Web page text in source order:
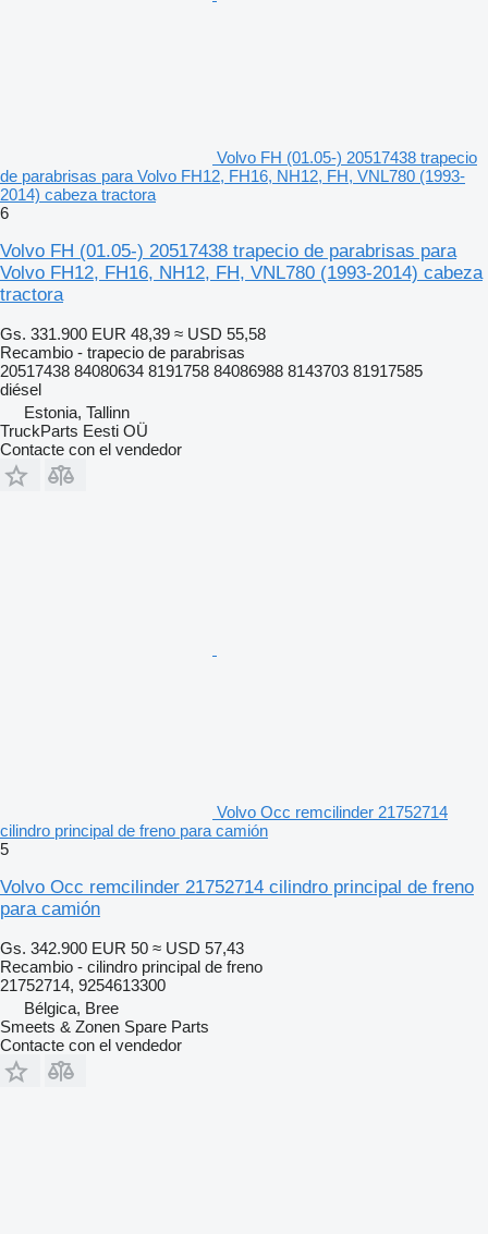
Volvo FH (01.05-) 20517438 trapecio
de parabrisas para Volvo FH12, FH16, NH12, FH, VNL780 (1993-
2014) cabeza tractora
6
Volvo FH (01.05-) 20517438 trapecio de parabrisas para
Volvo FH12, FH16, NH12, FH, VNL780 (1993-2014) cabeza
tractora
Gs. 331.900 EUR 48,39 ≈ USD 55,58
Recambio - trapecio de parabrisas
20517438 84080634 8191758 84086988 8143703 81917585
diésel
Estonia, Tallinn
TruckParts Eesti OÜ
Contacte con el vendedor
Volvo Occ remcilinder 21752714
cilindro principal de freno para camión
5
Volvo Occ remcilinder 21752714 cilindro principal de freno
para camión
Gs. 342.900 EUR 50 ≈ USD 57,43
Recambio - cilindro principal de freno
21752714, 9254613300
Bélgica, Bree
Smeets & Zonen Spare Parts
Contacte con el vendedor